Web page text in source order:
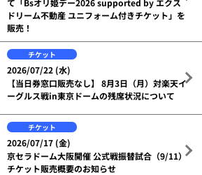
ドリーム不動産 ユニフォーム付きチケット」を
販売！
チケット
2026/07/22 (水)
【当日券窓口販売なし】 8月3日（月）対楽天イ
ーグルス戦in東京ドームの残席状況について
チケット
2026/07/17 (金)
京セラドーム大阪開催 公式戦振替試合（9/11）
チケット販売概要のお知らせ